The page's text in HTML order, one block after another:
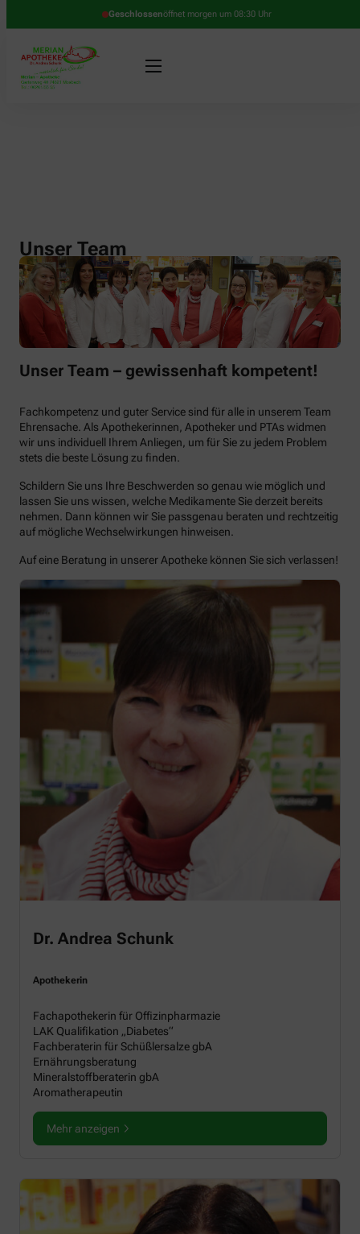
Geschlossenöffnet morgen um 08:30 Uhr
Unser Team
Unser Team – gewissenhaft kompetent!
Fachkompetenz und guter Service sind für alle in unserem Team
Ehrensache. Als Apothekerinnen, Apotheker und PTAs widmen
wir uns individuell Ihrem Anliegen, um für Sie zu jedem Problem
stets die beste Lösung zu finden.
Schildern Sie uns Ihre Beschwerden so genau wie möglich und
lassen Sie uns wissen, welche Medikamente Sie derzeit bereits
nehmen. Dann können wir Sie passgenau beraten und rechtzeitig
auf mögliche Wechselwirkungen hinweisen.
Auf eine Beratung in unserer Apotheke können Sie sich verlassen!
Dr. Andrea Schunk
Apothekerin
Fachapothekerin für Offizinpharmazie
LAK Qualifikation „Diabetes“
Fachberaterin für Schüßlersalze gbA
Ernährungsberatung
Mineralstoffberaterin gbA
Aromatherapeutin
Mehr anzeigen